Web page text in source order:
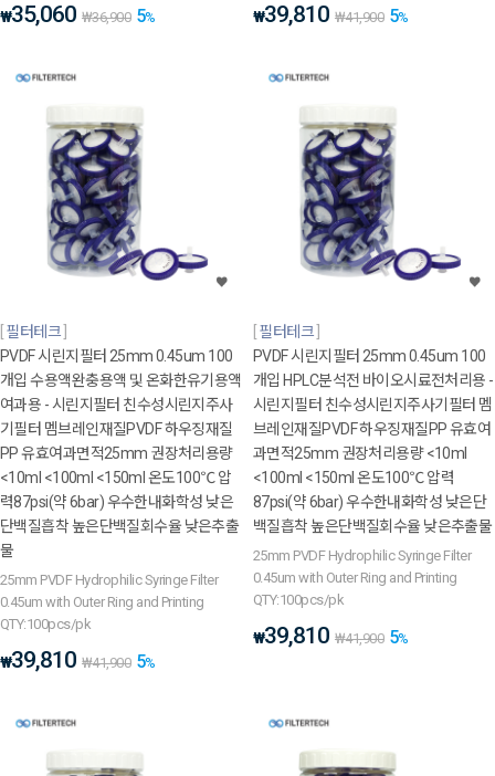
₩35,060 ₩36,900 5% ₩39,810 ₩41,900 5%
필터테크
PVDF 시린지필터 25mm 0.45um 100
개입 수용액완충용액 및 온화한유기용액
여과용 - 시린지필터 친수성시린지주사
기필터 멤브레인재질PVDF 하우징재질
PP 유효여과면적25mm 권장처리용량
<10ml <100ml <150ml 온도100℃ 압
력87psi(약 6bar) 우수한내화학성 낮은
단백질흡착 높은단백질회수율 낮은추출
물
25mm PVDF Hydrophilic Syringe Filter
0.45um with Outer Ring and Printing
QTY:100pcs/pk
₩39,810 ₩41,900 5%
필터테크
PVDF 시린지필터 25mm 0.45um 100
개입 HPLC분석전 바이오시료전처리용 -
시린지필터 친수성시린지주사기필터 멤
브레인재질PVDF 하우징재질PP 유효여
과면적25mm 권장처리용량 <10ml
<100ml <150ml 온도100℃ 압력
87psi(약 6bar) 우수한내화학성 낮은단
백질흡착 높은단백질회수율 낮은추출물
25mm PVDF Hydrophilic Syringe Filter
0.45um with Outer Ring and Printing
QTY:100pcs/pk
₩39,810 ₩41,900 5%